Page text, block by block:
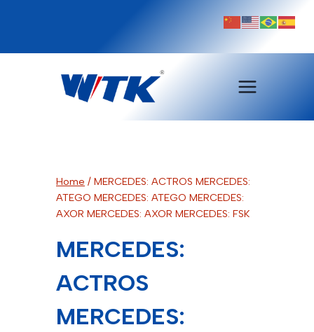
Home / MERCEDES: ACTROS MERCEDES:
ATEGO MERCEDES: ATEGO MERCEDES:
AXOR MERCEDES: AXOR MERCEDES: FSK
MERCEDES:
ACTROS
MERCEDES: